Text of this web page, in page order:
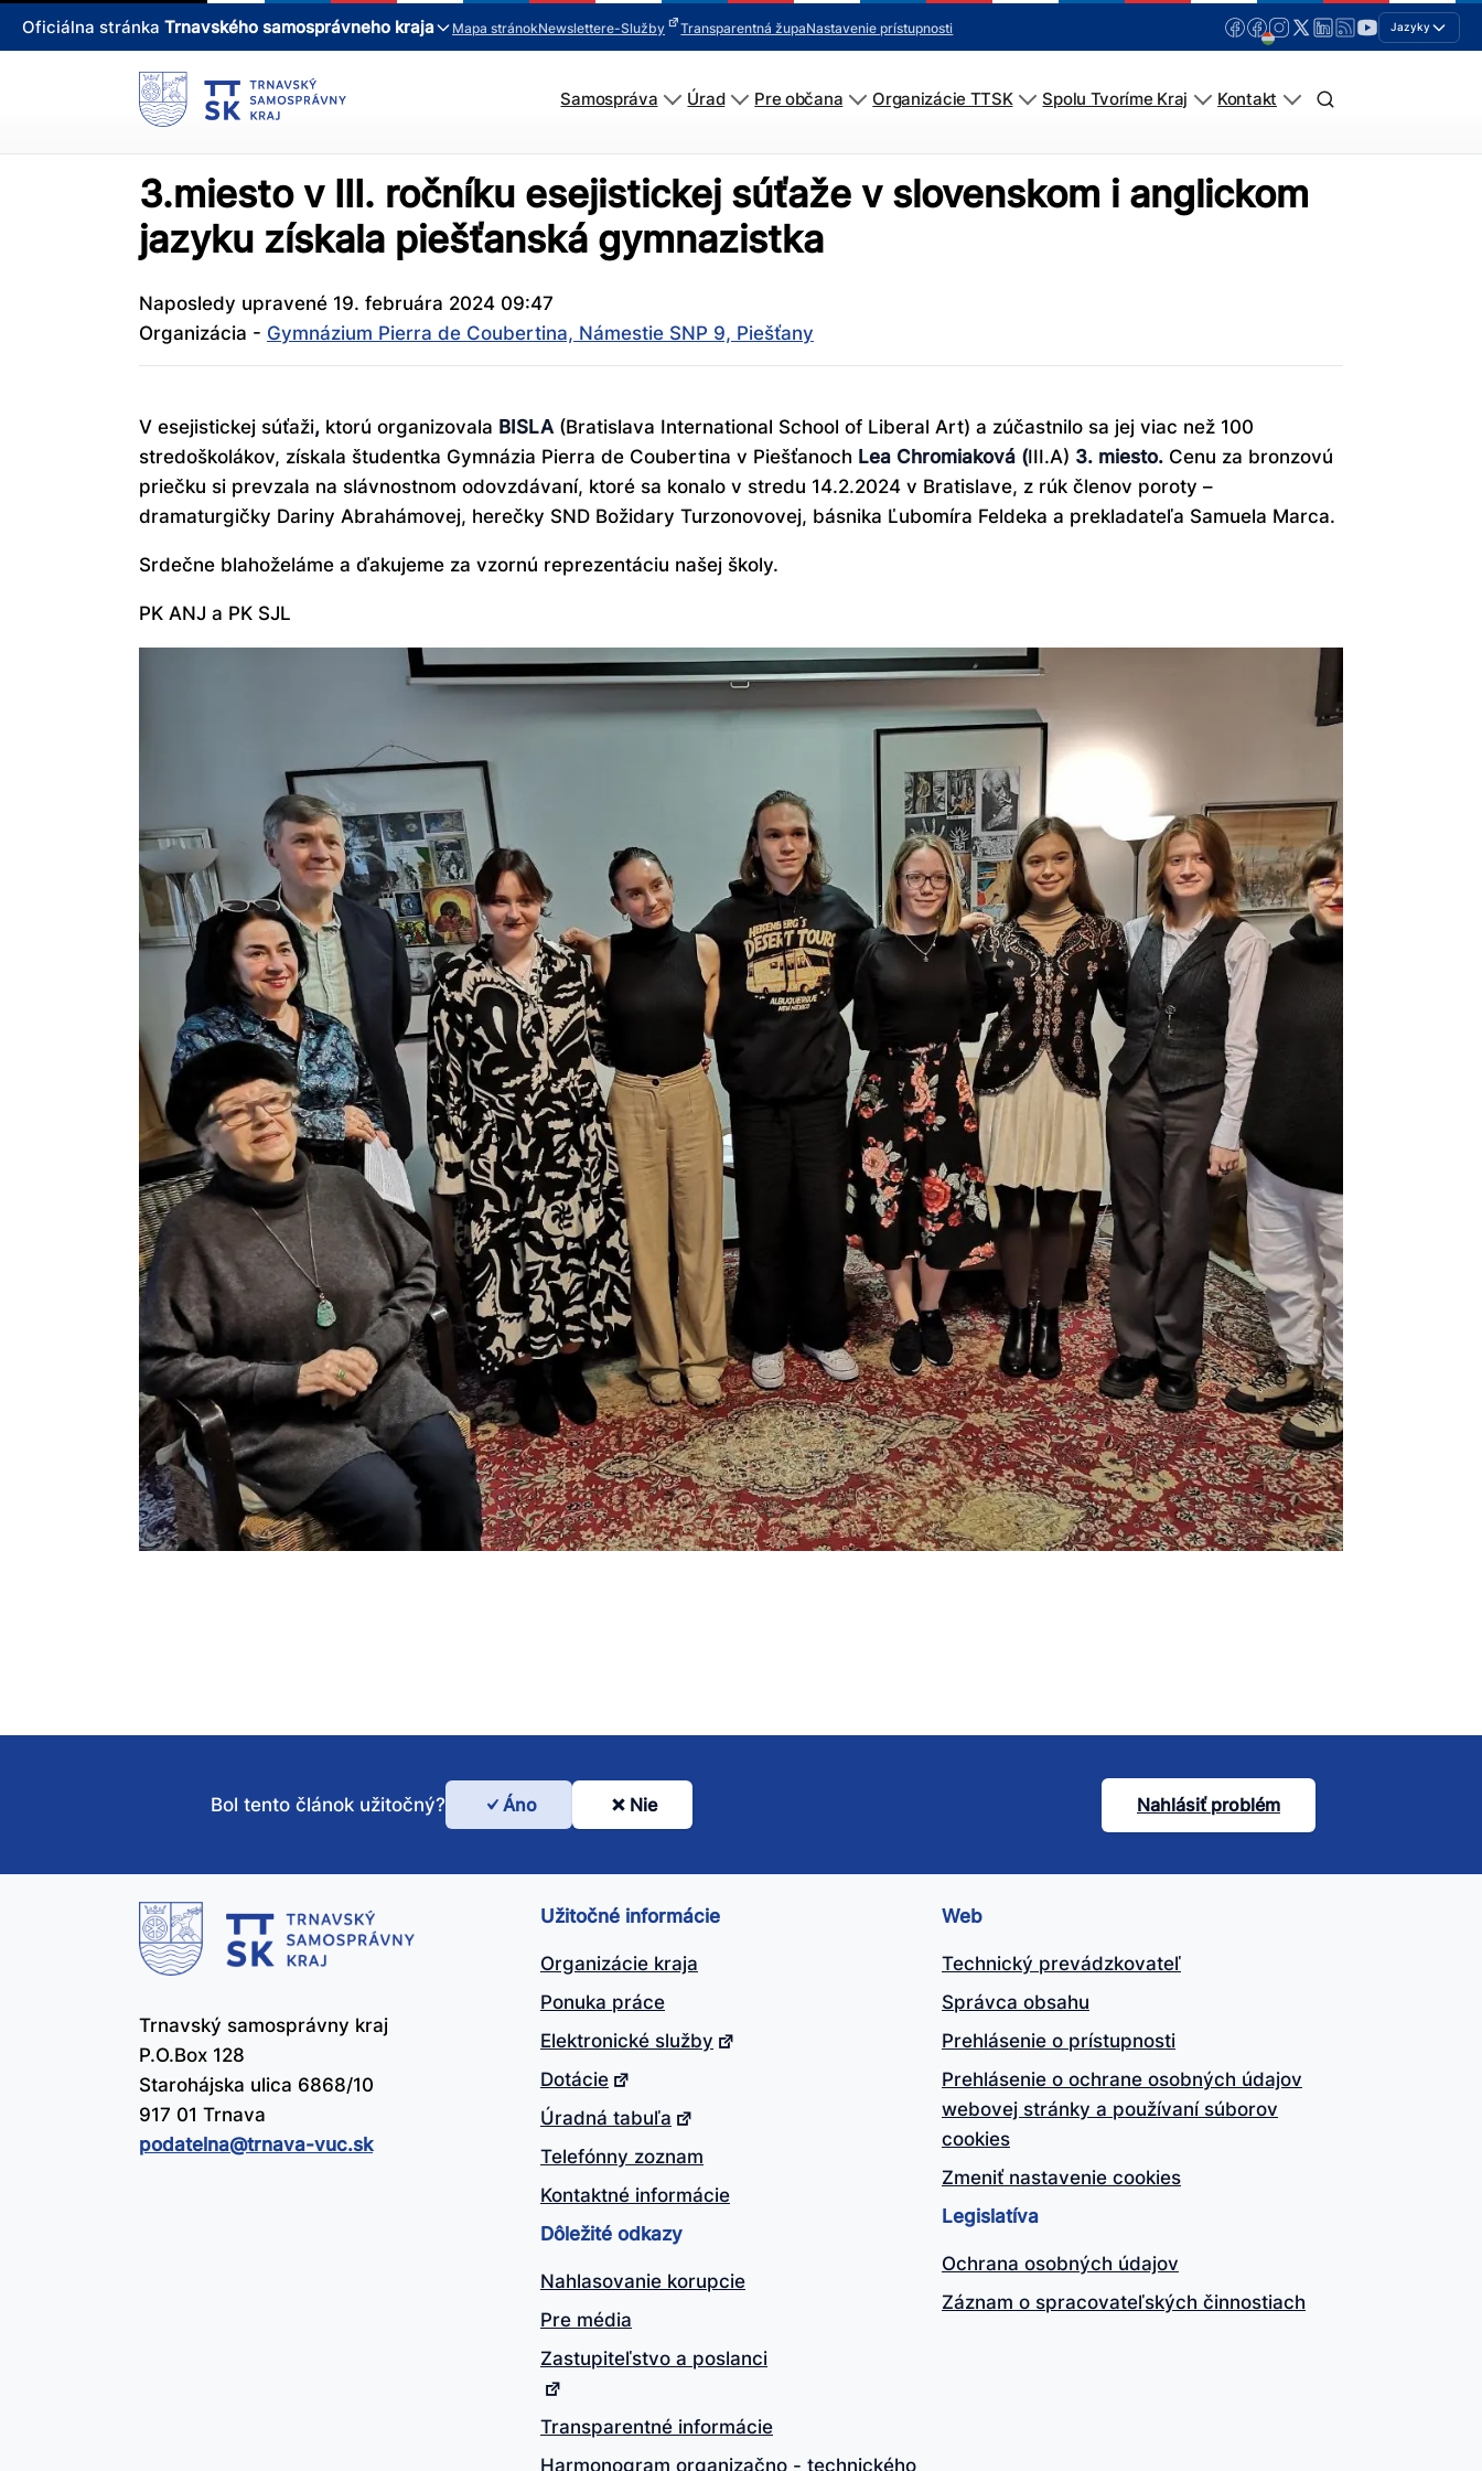
Oficiálna stránka Trnavského samosprávneho kraja Mapa stránokNewslettere-Služby Transparentná župaNastavenie prístupnosti Jazyky
Samospráva Úrad Pre občana Organizácie TTSK Spolu Tvoríme Kraj Kontakt
3.miesto v III. ročníku esejistickej súťaže v slovenskom i anglickom
jazyku získala piešťanská gymnazistka
Naposledy upravené 19. februára 2024 09:47
Organizácia - Gymnázium Pierra de Coubertina, Námestie SNP 9, Piešťany
V esejistickej súťaži, ktorú organizovala BISLA (Bratislava International School of Liberal Art) a zúčastnilo sa jej viac než 100
stredoškolákov, získala študentka Gymnázia Pierra de Coubertina v Piešťanoch Lea Chromiaková (III.A) 3. miesto. Cenu za bronzovú
priečku si prevzala na slávnostnom odovzdávaní, ktoré sa konalo v stredu 14.2.2024 v Bratislave, z rúk členov poroty –
dramaturgičky Dariny Abrahámovej, herečky SND Božidary Turzonovovej, básnika Ľubomíra Feldeka a prekladateľa Samuela Marca.
Srdečne blahoželáme a ďakujeme za vzornú reprezentáciu našej školy.
PK ANJ a PK SJL
Bol
tento
článok
užitočný?
Bol tento článok užitočný? Áno Nie Nahlásiť problém
Trnavský samosprávny kraj
P.O.Box 128
Starohájska ulica 6868/10
917 01 Trnava
podatelna@​trnava-vuc.sk
Užitočné informácie
Organizácie kraja
Ponuka práce
Elektronické služby
Dotácie
Úradná tabuľa
Telefónny zoznam
Kontaktné informácie
Dôležité odkazy
Nahlasovanie korupcie
Pre média
Zastupiteľstvo a poslanci
Transparentné informácie
Harmonogram organizačno - technického
Web
Technický prevádzkovateľ
Správca obsahu
Prehlásenie o prístupnosti
Prehlásenie o ochrane osobných údajov
webovej stránky a používaní súborov
cookies
Zmeniť nastavenie cookies
Legislatíva
Ochrana osobných údajov
Záznam o spracovateľských činnostiach